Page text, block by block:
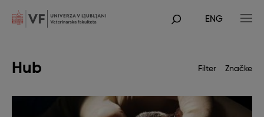
mainPOJDI
ENG
Hub Filter Značke